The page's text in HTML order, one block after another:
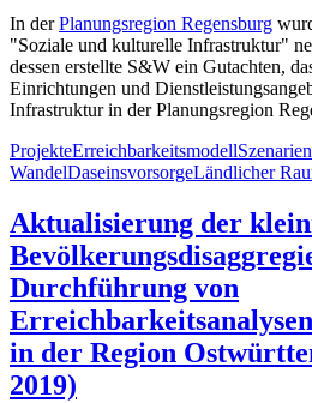
In derPlanungsregion Regensburg
"Soziale und kulturelle Infrastruktur"
dessen erstellte S&W ein Gutachten,
Einrichtungen und
Infrastruktur in der Planungsregion
ProjekteErreichbarkeitsmodellSzenarien
WandelDaseinsvorsorgeLändlicher
Aktualisierung der
Durchführung von
in der Region
2019)